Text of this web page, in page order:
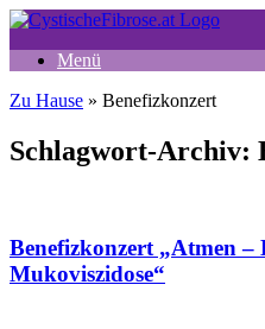
Zum
springenMenü
Zu Hause » Benefizkonzert
Schlagwort-Archiv:
Benefizkonzert „Atmen
Mukoviszidose“